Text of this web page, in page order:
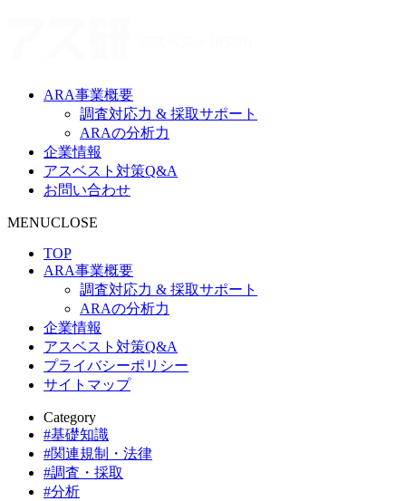
研
ARA事業概要
調査対応力 & 採取サポート
ARAの分析力
企業情報
アスベスト対策Q&A
お問い合わせ
MENUCLOSE
TOP
ARA事業概要
調査対応力 & 採取サポート
ARAの分析力
企業情報
アスベスト対策Q&A
プライバシーポリシー
サイトマップ
Category
#基礎知識
#関連規制・法律
#調査・採取
#分析